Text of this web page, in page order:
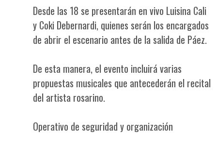
Desde las 18 se presentarán en vivo Luisina Cali
y Coki Debernardi, quienes serán los encargados
de abrir el escenario antes de la salida de Páez.
De esta manera, el evento incluirá varias
propuestas musicales que antecederán el recital
del artista rosarino.
Operativo de seguridad y organización